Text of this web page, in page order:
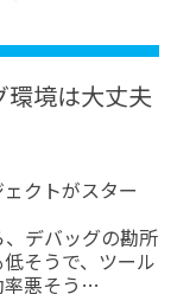
環境は大丈夫
クトがスター
デバッグの勘所
そうで、ツール
率悪そう…